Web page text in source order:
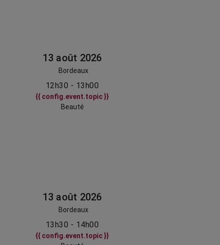
13 août 2026
Bordeaux
12h30 - 13h00
{{ config.event.topic }}
Beauté
13 août 2026
Bordeaux
13h30 - 14h00
{{ config.event.topic }}